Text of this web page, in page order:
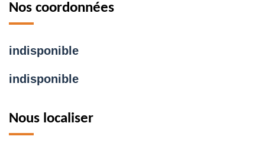
Nos coordonnées
indisponible
indisponible
Nous localiser